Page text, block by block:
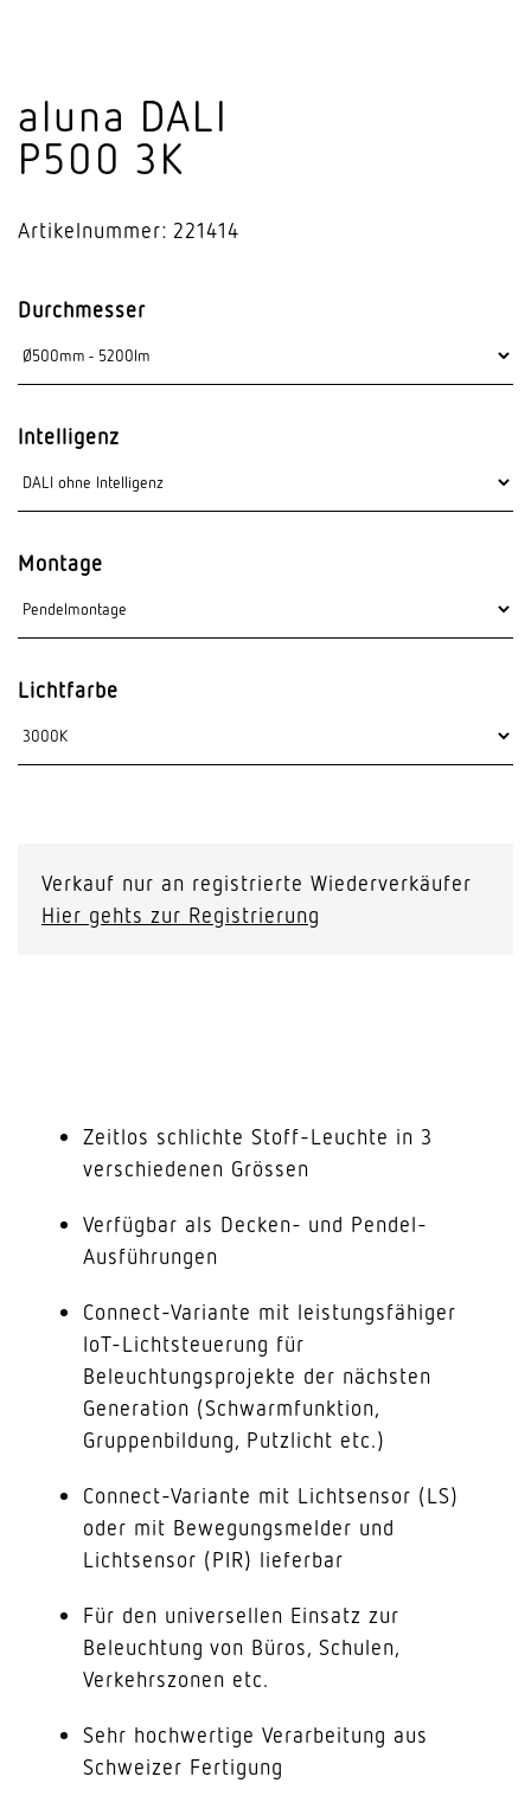
aluna DALI
P500 3K
Artikelnummer: 221414
Durchmesser
Intelligenz
Montage
Lichtfarbe
Verkauf nur an registrierte Wiederverkäufer
Hier gehts zur Registrierung
Zeitlos schlichte Stoff-Leuchte in 3
verschiedenen Grössen
Verfügbar als Decken- und Pendel-
Ausführungen
Connect-Variante mit leistungsfähiger
IoT-Lichtsteuerung für
Beleuchtungsprojekte der nächsten
Generation (Schwarmfunktion,
Gruppenbildung, Putzlicht etc.)
Connect-Variante mit Lichtsensor (LS)
oder mit Bewegungsmelder und
Lichtsensor (PIR) lieferbar
Für den universellen Einsatz zur
Beleuchtung von Büros, Schulen,
Verkehrszonen etc.
Sehr hochwertige Verarbeitung aus
Schweizer Fertigung